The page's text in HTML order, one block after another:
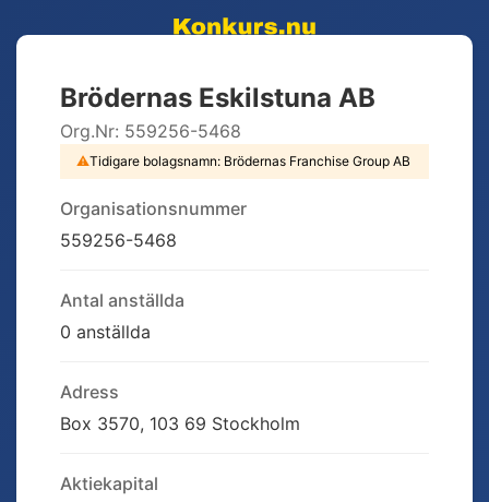
Brödernas Eskilstuna AB
Org.Nr: 559256-5468
⚠Tidigare bolagsnamn: Brödernas Franchise Group AB
Organisationsnummer
559256-5468
Antal anställda
0 anställda
Adress
Box 3570, 103 69 Stockholm
Aktiekapital